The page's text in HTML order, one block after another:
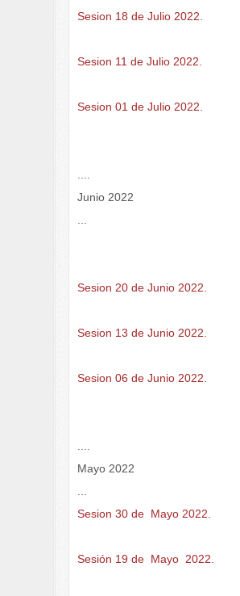
Sesion 18 de Julio 2022.
Sesion 11 de Julio 2022.
Sesion 01 de Julio 2022.
Junio 2022
Sesion 20 de Junio 2022.
Sesion 13 de Junio 2022.
Sesion 06 de Junio 2022.
Mayo 2022
Sesion 30 de Mayo 2022.
Sesión 19 de Mayo 2022.